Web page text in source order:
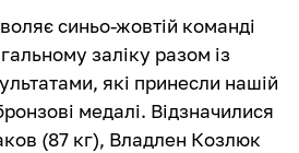
синьо-жовтій команді
заліку разом із
які принесли нашій
медалі. Відзначилися
(87 кг), Владлен Козлюк